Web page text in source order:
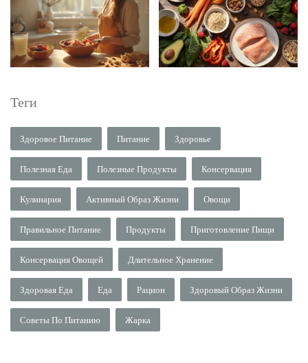
Теги
Здоровое Питание Питание Здоровье
Полезная Еда Полезные Продукты Консервация
Кулинария Активный Образ Жизни Овощи
Правильное Питание Продукты Приготовление Пищи
Консервация Овощей Длительное Хранение
Здоровая Еда Еда Рацион Здоровый Образ Жизни
Советы По Питанию Жарка